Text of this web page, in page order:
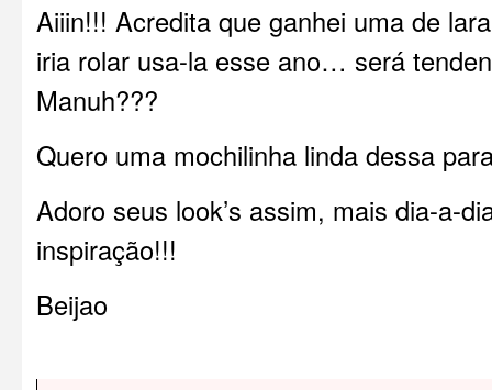
Aiiin!!! Acredita que ganhei uma de
iria rolar usa-la esse ano… será
Manuh???
Quero uma mochilinha linda dessa
Adoro seus look’s assim, mais dia-a-
inspiração!!!
Beijao